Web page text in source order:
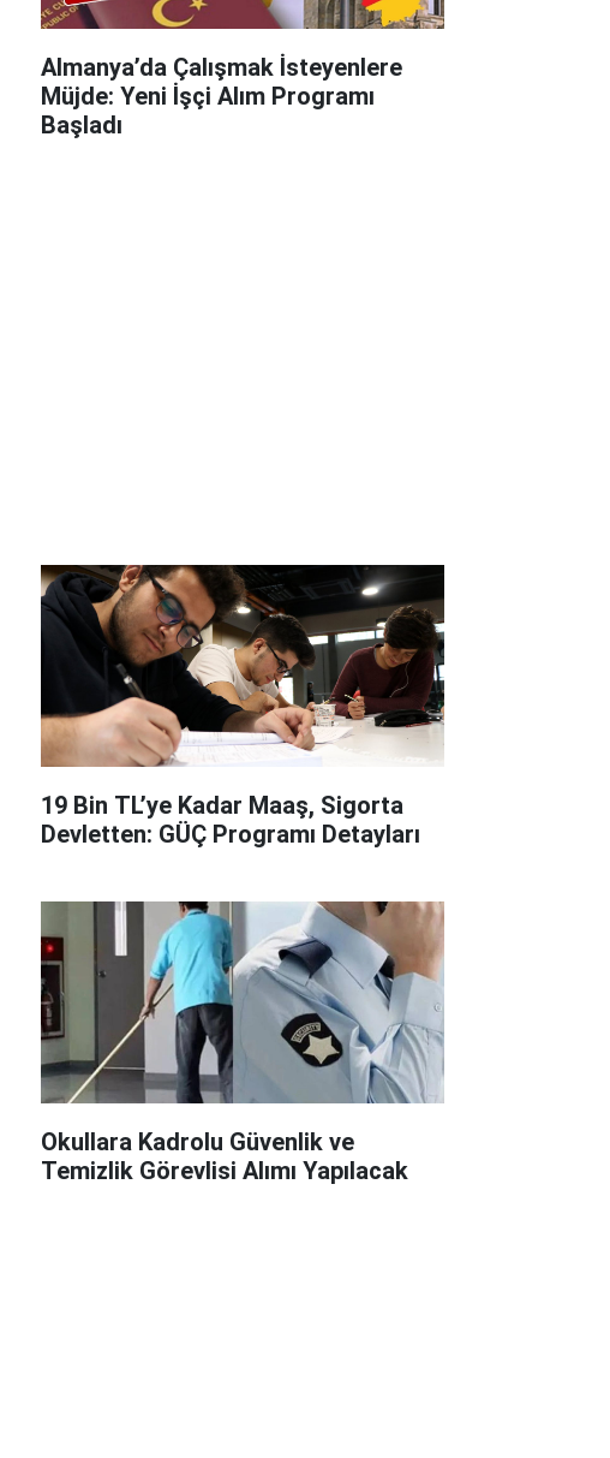
Almanya’da Çalışmak İsteyenlere
Müjde: Yeni İşçi Alım Programı
Başladı
19 Bin TL’ye Kadar Maaş, Sigorta
Devletten: GÜÇ Programı Detayları
Okullara Kadrolu Güvenlik ve
Temizlik Görevlisi Alımı Yapılacak